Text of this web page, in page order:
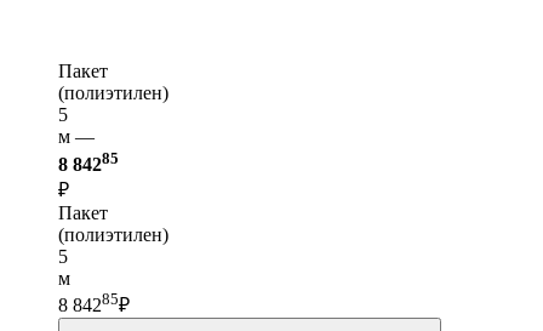
Пакет
(полиэтилен)
5
м —
8 84285
₽
Пакет
(полиэтилен)
5
м
8 84285₽